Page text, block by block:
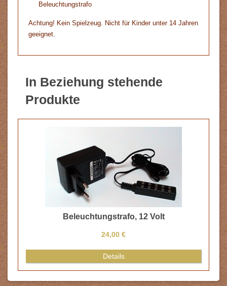
Beleuchtungstrafo
Achtung! Kein Spielzeug. Nicht für Kinder unter 14 Jahren
geeignet.
In Beziehung stehende
Produkte
Beleuchtungstrafo, 12 Volt
24,00 €
Details